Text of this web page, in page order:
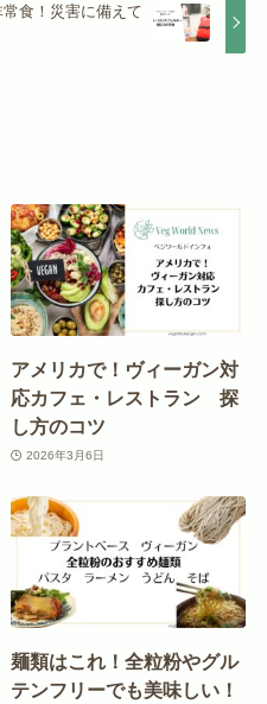
食！災害に備えて
アメリカで！ヴィーガン対
応カフェ・レストラン 探
し方のコツ
2026年3月6日
麺類はこれ！全粒粉やグル
テンフリーでも美味しい！